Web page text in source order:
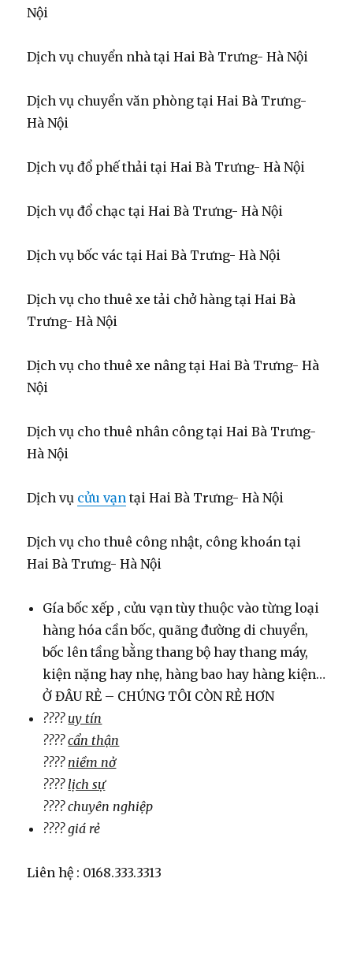
Nội
Dịch vụ chuyển nhà tại Hai Bà Trưng- Hà Nội
Dịch vụ chuyển văn phòng tại Hai Bà Trưng-
Hà Nội
Dịch vụ đổ phế thải tại Hai Bà Trưng- Hà Nội
Dịch vụ đổ chạc tại Hai Bà Trưng- Hà Nội
Dịch vụ bốc vác tại Hai Bà Trưng- Hà Nội
Dịch vụ cho thuê xe tải chở hàng tại Hai Bà
Trưng- Hà Nội
Dịch vụ cho thuê xe nâng tại Hai Bà Trưng- Hà
Nội
Dịch vụ cho thuê nhân công tại Hai Bà Trưng-
Hà Nội
Dịch vụ cửu vạn tại Hai Bà Trưng- Hà Nội
Dịch vụ cho thuê công nhật, công khoán tại
Hai Bà Trưng- Hà Nội
Gía bốc xếp , cửu vạn tùy thuộc vào từng loại
hàng hóa cần bốc, quãng đường di chuyển,
bốc lên tầng bằng thang bộ hay thang máy,
kiện nặng hay nhẹ, hàng bao hay hàng kiện…
Ở ĐÂU RẺ – CHÚNG TÔI CÒN RẺ HƠN
???? uy tín
???? cẩn thận
???? niềm nở
???? lịch sự
???? chuyên nghiệp
???? giá rẻ
Liên hệ : 0168.333.3313